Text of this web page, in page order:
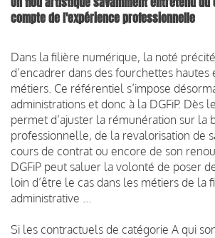
compte de l'expérience professionnelle
Dans la filière numérique, la noté
d’encadrer dans des fourchettes hautes
métiers. Ce référentiel s’impose
administrations et donc à la DGFiP. Dès
permet d’ajuster la rémunération sur la
professionnelle, de la revalorisation de
cours de contrat ou encore de son
DGFiP peut saluer la volonté de poser
loin d’être le cas dans les métiers de la
administrative ...
Si les contractuels de catégorie A qui